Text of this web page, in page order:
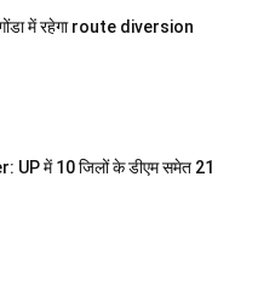
में रहेगा route diversion
UP में 10 जिलों के डीएम समेत 21